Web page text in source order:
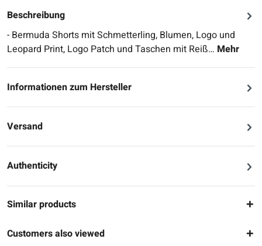
Beschreibung
- Bermuda Shorts mit Schmetterling, Blumen, Logo und
Leopard Print, Logo Patch und Taschen mit Reiß… Mehr
Informationen zum Hersteller
Versand
Authenticity
Similar products
Customers also viewed